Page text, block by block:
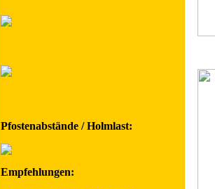
Pfostenabstände / Holmlast:
Empfehlungen: